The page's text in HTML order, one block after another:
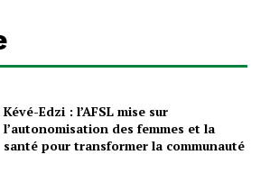
Kévé-Edzi : l’AFSL mise sur
l’autonomisation des femmes et la
santé pour transformer la communauté